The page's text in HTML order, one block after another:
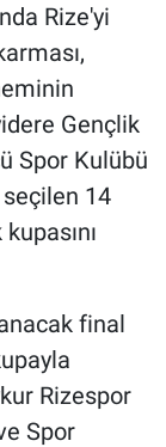
Rize'yi
Gençlik
Spor Kulübü
14
final
Rizespor
Spor